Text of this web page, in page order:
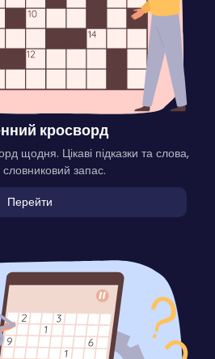
кросворд
щодня. Цікаві підказки та слова,
запас.
Перейти